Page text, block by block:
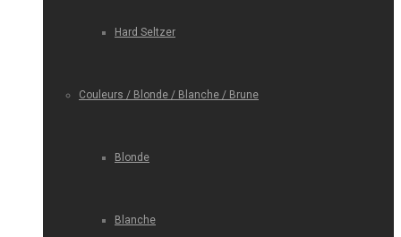
Hard Seltzer
Couleurs / Blonde / Blanche / Brune
Blonde
Blanche